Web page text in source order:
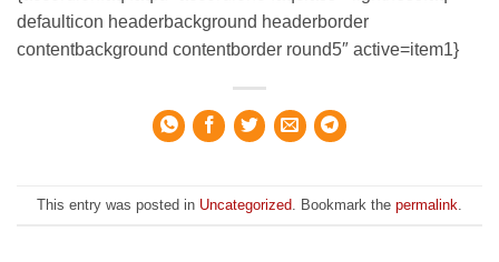
defaulticon headerbackground headerborder
contentbackground contentborder round5″ active=item1}
This entry was posted in Uncategorized . Bookmark the permalink